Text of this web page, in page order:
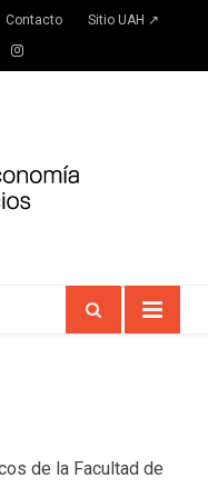
Contacto Sitio UAH ↗
Instagram
de la Facultad de